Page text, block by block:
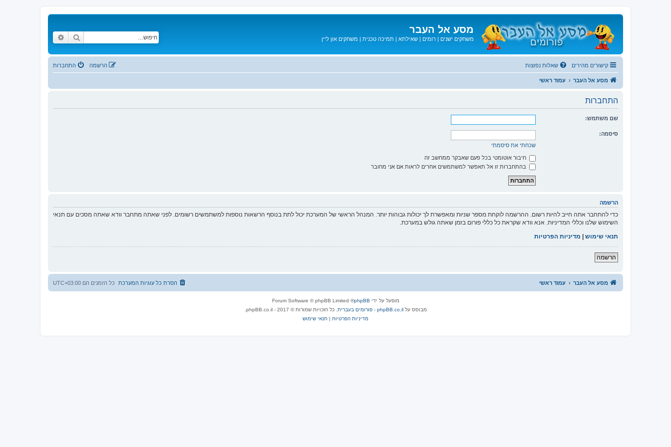
מסע אל העבר
משחקים ישנים | רומים | שאילתא | תמיכה טכנית | משחקים און ליין חיפוש
קישורים מהירים שאלות נפוצות התחברות הרשמה
מסע אל העבר עמוד ראשי
התחברות
שם משתמש:
סיסמה:
שכחתי את סיסמתי
חיבור אוטומטי בכל פעם שאבקר ממחשב זה
בהתחברות זו אל תאפשר למשתמשים אחרים לראות אם אני מחובר
הרשמה
כדי להתחבר אתה חייב להיות רשום. ההרשמה לוקחת מספר שניות ומאפשרת לך יכולות גבוהות יותר. המנהל הראשי של המערכת יכול לתת בנוסף הרשאות נוספות למשתמשים רשומים. לפני שאתה מתחבר וודא שאתה מסכים עם תנאי
השימוש שלנו וכללי המדיניות. אנא וודא שקראת כל כללי פורום בזמן שאתה גולש במערכת.
תנאי שימוש | מדיניות הפרטיות
הרשמה
מסע אל העבר עמוד ראשי כל הזמנים הם UTC+03:00 הסרת כל עוגיות המערכת
מופעל על ידי phpBB
® Forum Software © phpBB Limited
מבוסס עלphpBB.co.il - פורומים בעברית
. כל הזכויות שמורות © 2017 - phpBB.co.il.
מדיניות הפרטיות | תנאי שימוש